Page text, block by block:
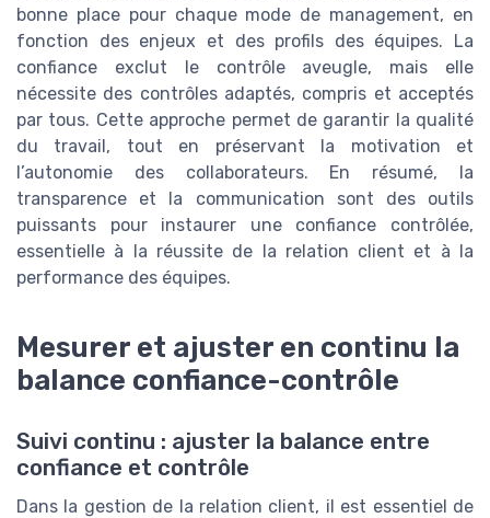
bonne place pour chaque mode de management, en
fonction des enjeux et des profils des équipes. La
confiance exclut le contrôle aveugle, mais elle
nécessite des contrôles adaptés, compris et acceptés
par tous. Cette approche permet de garantir la qualité
du travail, tout en préservant la motivation et
l’autonomie des collaborateurs. En résumé, la
transparence et la communication sont des outils
puissants pour instaurer une confiance contrôlée,
essentielle à la réussite de la relation client et à la
performance des équipes.
Mesurer et ajuster en continu la
balance confiance-contrôle
Suivi continu : ajuster la balance entre
confiance et contrôle
Dans la gestion de la relation client, il est essentiel de